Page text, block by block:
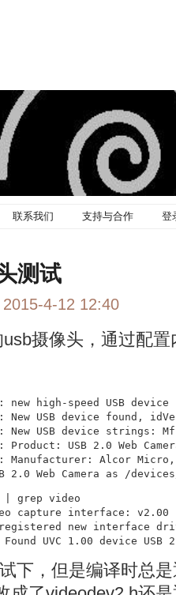
联系我们 支持与合作 登
测试
4-12 12:40
摄像头，通过配
high-speed USB device
USB device found,
USB device strings:
USB 2.0 Web
Manufacturer: Alcor
Web Camera as /
| grep video
capture interface: v2.00
new interface
UVC 1.00 device USB
下，但是编译时总